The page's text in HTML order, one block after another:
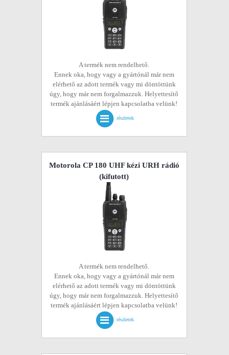
A termék nem rendelhető.
Ennek oka, hogy vagy a gyártónál már nem
elérhető az adott termék vagy mi döntöttünk
úgy, hogy már nem forgalmazzuk. Helyettesítő
termék ajánlásáért lépjen kapcsolatba velünk!
részletek
Motorola CP 180 UHF kézi URH rádió
(kifutott)
A termék nem rendelhető.
Ennek oka, hogy vagy a gyártónál már nem
elérhető az adott termék vagy mi döntöttünk
úgy, hogy már nem forgalmazzuk. Helyettesítő
termék ajánlásáért lépjen kapcsolatba velünk!
részletek